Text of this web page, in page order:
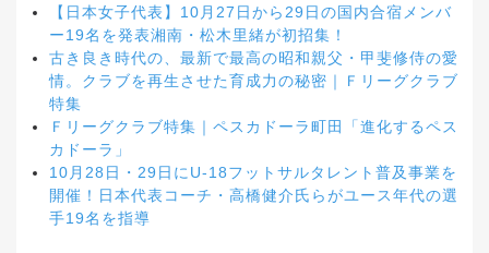
【日本女子代表】10月27日から29日の国内合宿メンバ
ー19名を発表湘南・松木里緒が初招集！
古き良き時代の、最新で最高の昭和親父・甲斐修侍の愛
情。クラブを再生させた育成力の秘密｜Ｆリーグクラブ
特集
Ｆリーグクラブ特集｜ペスカドーラ町田「進化するペス
カドーラ」
10月28日・29日にU-18フットサルタレント普及事業を
開催！日本代表コーチ・高橋健介氏らがユース年代の選
手19名を指導